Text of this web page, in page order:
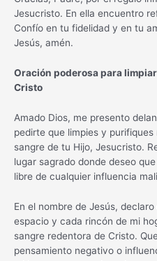
Jesucristo. En ella encuentro
Confío en tu fidelidad y en tu
Jesús, amén.
Oración poderosa para
Cristo
Amado Dios, me presento
pedirte que limpies y
sangre de tu Hijo, Jesucristo.
lugar sagrado donde deseo
libre de cualquier influencia
En el nombre de Jesús,
espacio y cada rincón de mi
sangre redentora de Cristo.
pensamiento negativo o